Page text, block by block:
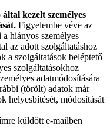
kezelt személyes
Figyelembe véve az
hiányos személyes
az adott szolgáltatáshoz
a szolgáltatások beléptető
szolgáltatásokhoz
adatmódosítására
(törölt) adatok már
helyesbítését, módosítását
küldött e-mailben